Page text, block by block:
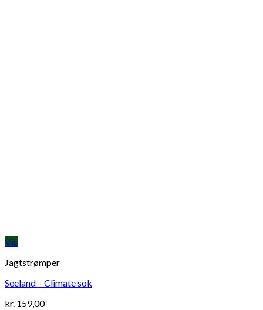
Vis
Jagtstrømper
Seeland – Climate sok
kr. 159,00